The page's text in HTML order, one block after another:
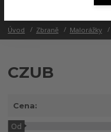
Úvod Zbraně Malorážky
CZUB
Cena:
Od